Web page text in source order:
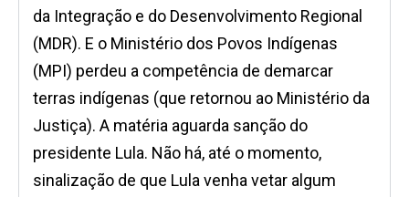
da Integração e do Desenvolvimento Regional
(MDR). E o Ministério dos Povos Indígenas
(MPI) perdeu a competência de demarcar
terras indígenas (que retornou ao Ministério da
Justiça). A matéria aguarda sanção do
presidente Lula. Não há, até o momento,
sinalização de que Lula venha vetar algum